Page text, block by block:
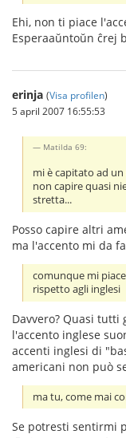
Ehi, non ti piace
Esperaaŭntoŭn ĉrej
erinja (Visa profilen)
5 april 2007 16:55:53
Matilda 69:
mi è capitato ad
non capire quasi
stretta...
Posso capire altri
ma l'accento mi da
comunque mi
rispetto agli inglesi
Davvero? Quasi
l'accento inglese
accenti inglesi di
americani non può
ma tu, come mai
Se potresti sentirmi